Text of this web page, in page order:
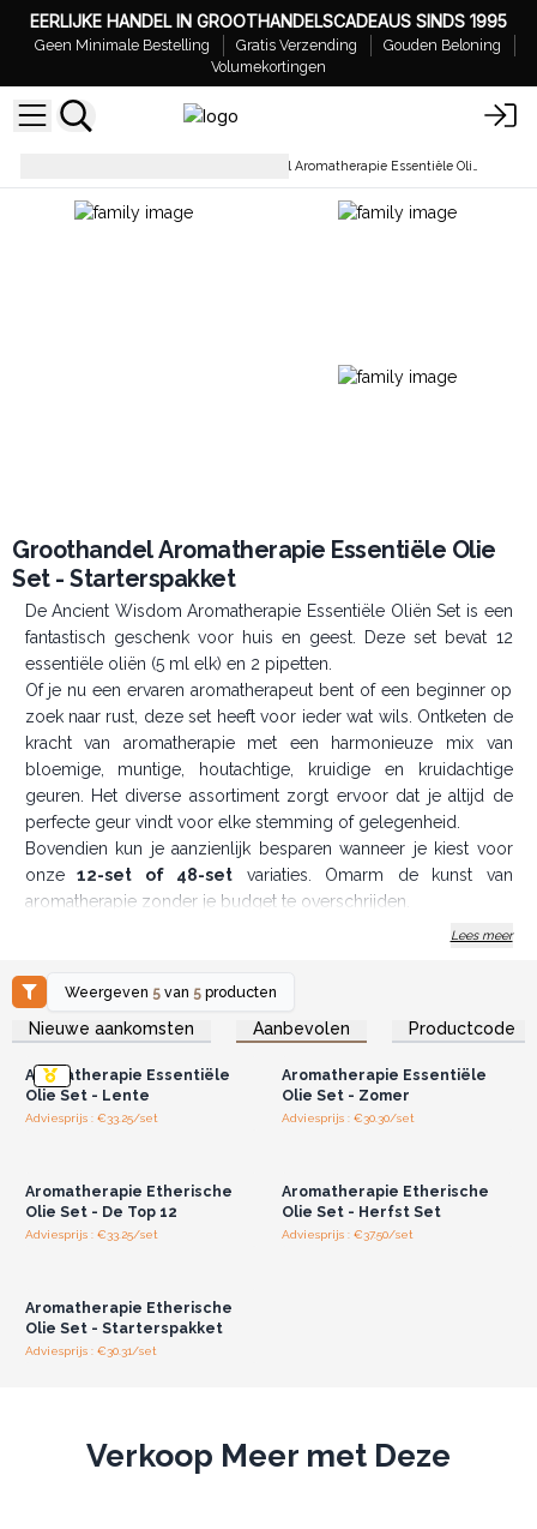
EERLIJKE HANDEL IN GROOTHANDELSCADEAUS SINDS 1995
Geen Minimale Bestelling Gratis Verzending
Gouden Beloning
Volumekortingen
Groothandel Aromatherapie Essentiële Olie Set - Starterspakket
Groothandel Aromatherapie Essentiële Olie
Set - Starterspakket
De Ancient Wisdom Aromatherapie Essentiële Oliën Set is een
fantastisch geschenk voor huis en geest. Deze set bevat 12
essentiële oliën (5 ml elk) en 2 pipetten.
Of je nu een ervaren aromatherapeut bent of een beginner op
zoek naar rust, deze set heeft voor ieder wat wils. Ontketen de
kracht van aromatherapie met een harmonieuze mix van
bloemige, muntige, houtachtige, kruidige en kruidachtige
geuren. Het diverse assortiment zorgt ervoor dat je altijd de
perfecte geur vindt voor elke stemming of gelegenheid.
Bovendien kun je aanzienlijk besparen wanneer je kiest voor
onze12-set of 48-set variaties. Omarm de kunst van
aromatherapie zonder je budget te overschrijden.
Of je nu wilt ontspannen en stress verminderen, je energie wilt
natuurlijke aroma’s, onze Ancient Wisdom Aromatherapie
Essentiële Oliën Set biedt voor ieder wat wils.
Inbegrepen:
12x 5ml flesjes + 2 pipetten
100% puur
Handgemaakt
Omarm de kunst van aromatherapie en ontdek de vele
voordelen die het te bieden heeft.
Lees meer
Weergeven 5 van 5 producten
Nieuwe aankomsten Aanbevolen Productcode
Log in of registreer u voor
groothandelsprijzen.
Aromatherapie Essentiële
Olie Set - Lente
Adviesprijs : €33.25/set
Log in of registreer u voor
groothandelsprijzen.
Aromatherapie Essentiële
Olie Set - Zomer
Adviesprijs : €30.30/set
Aromatherapie Etherische
Olie Set - De Top 12
Adviesprijs : €33.25/set
Aromatherapie Etherische
Olie Set - Herfst Set
Adviesprijs : €37.50/set
Aromatherapie Etherische
Olie Set - Starterspakket
Adviesprijs : €30.31/set
Verkoop Meer met Deze